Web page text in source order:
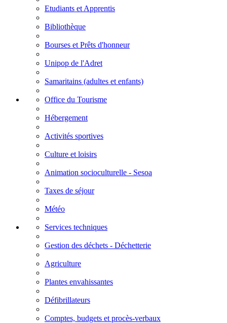
Etudiants et Apprentis
Bibliothèque
Bourses et Prêts d'honneur
Unipop de l'Adret
Samaritains (adultes et enfants)
Office du Tourisme
Hébergement
Activités sportives
Culture et loisirs
Animation socioculturelle - Sesoa
Taxes de séjour
Météo
Services techniques
Gestion des déchets - Déchetterie
Agriculture
Plantes envahissantes
Défibrillateurs
Comptes, budgets et procès-verbaux